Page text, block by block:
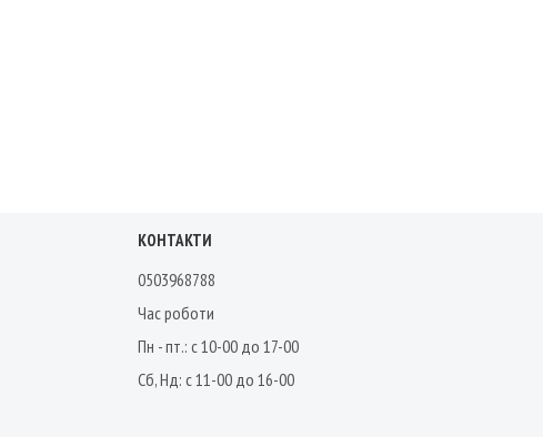
КОНТАКТИ
0503968788
Час роботи
Пн - пт.: с 10-00 до 17-00
Сб, Нд: с 11-00 до 16-00